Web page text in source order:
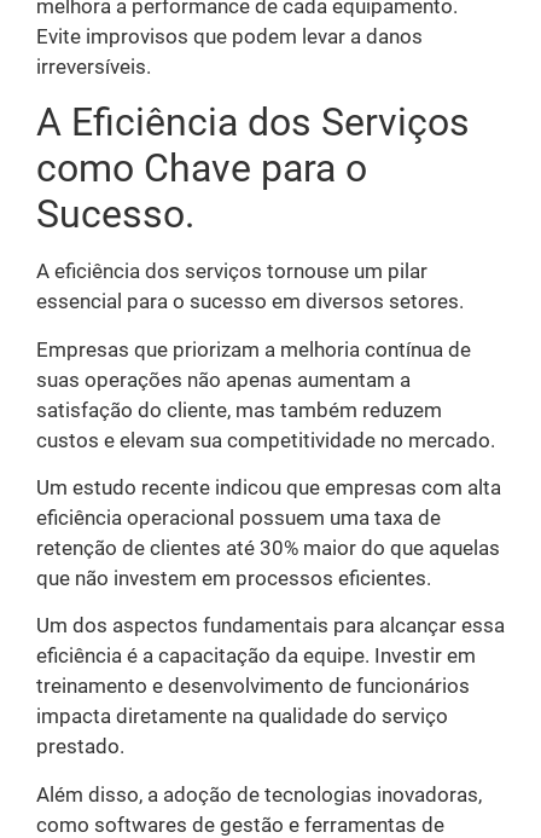
melhora a performance de cada equipamento.
Evite improvisos que podem levar a danos
irreversíveis.
A Eficiência dos Serviços
como Chave para o
Sucesso.
A eficiência dos serviços tornouse um pilar
essencial para o sucesso em diversos setores.
Empresas que priorizam a melhoria contínua de
suas operações não apenas aumentam a
satisfação do cliente, mas também reduzem
custos e elevam sua competitividade no mercado.
Um estudo recente indicou que empresas com alta
eficiência operacional possuem uma taxa de
retenção de clientes até 30% maior do que aquelas
que não investem em processos eficientes.
Um dos aspectos fundamentais para alcançar essa
eficiência é a capacitação da equipe. Investir em
treinamento e desenvolvimento de funcionários
impacta diretamente na qualidade do serviço
prestado.
Além disso, a adoção de tecnologias inovadoras,
como softwares de gestão e ferramentas de